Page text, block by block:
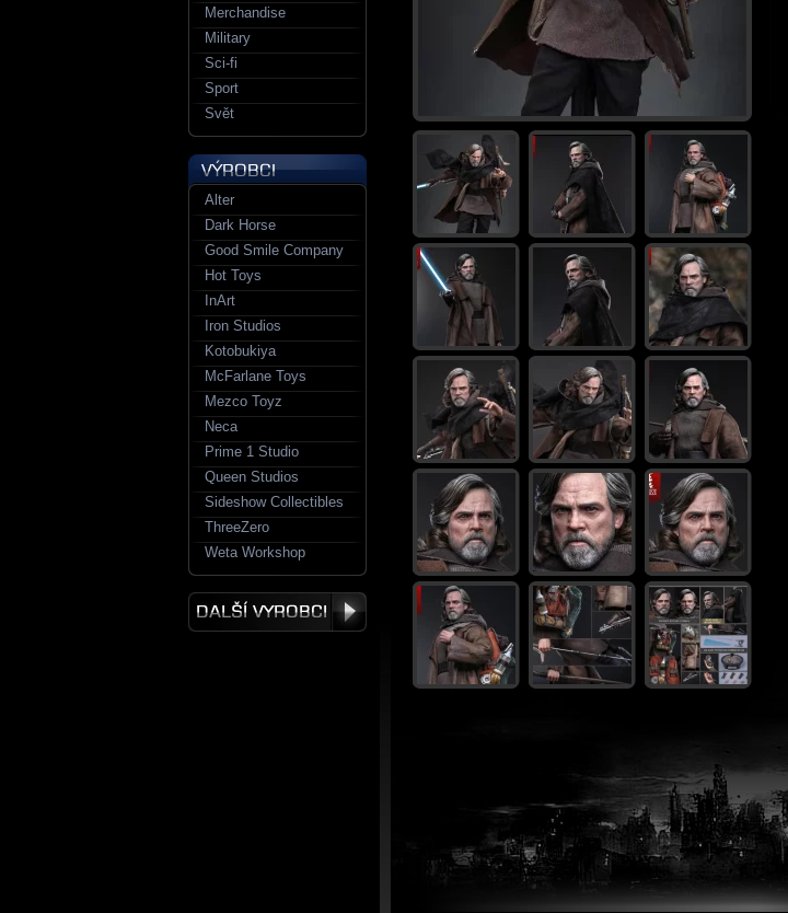
Merchandise
Military
Sci-fi
Sport
Svět
Alter
Dark Horse
Good Smile Company
Hot Toys
InArt
Iron Studios
Kotobukiya
McFarlane Toys
Mezco Toyz
Neca
Prime 1 Studio
Queen Studios
Sideshow Collectibles
ThreeZero
Weta Workshop